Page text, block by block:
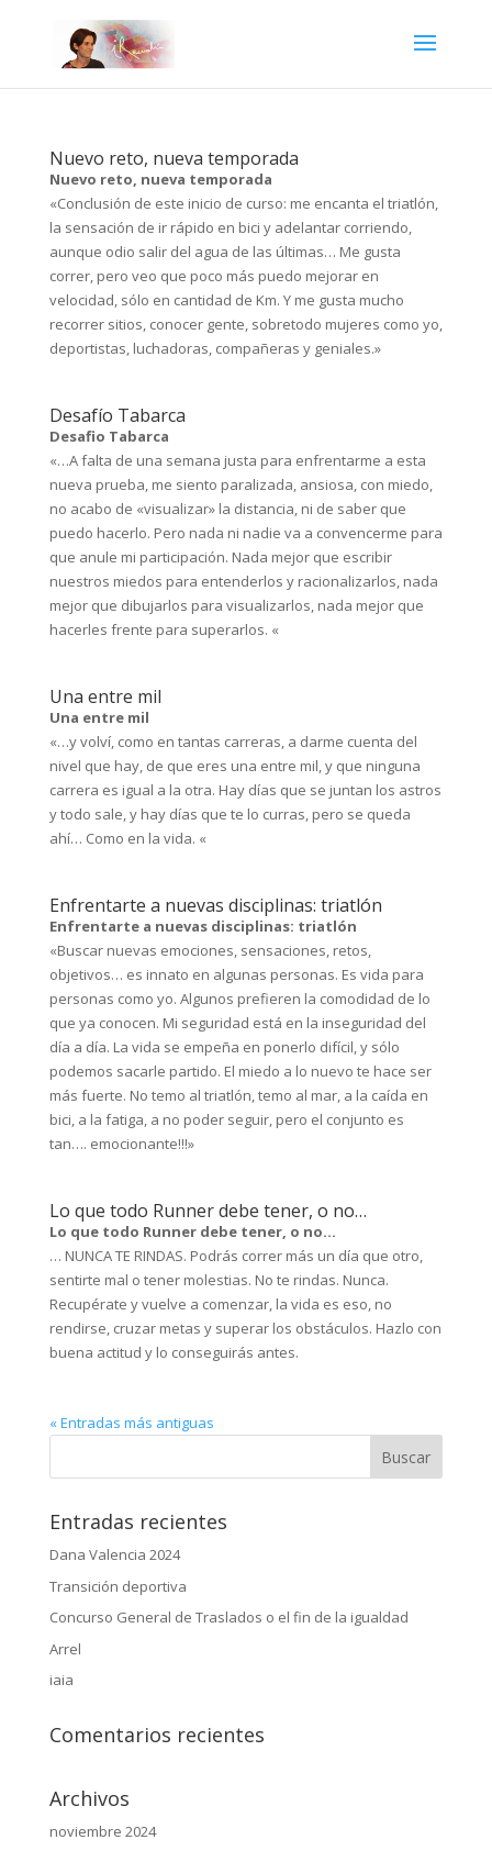
Nuevo reto, nueva temporada
Nuevo reto, nueva temporada
«Conclusión de este inicio de curso: me encanta el triatlón,
la sensación de ir rápido en bici y adelantar corriendo,
aunque odio salir del agua de las últimas… Me gusta
correr, pero veo que poco más puedo mejorar en
velocidad, sólo en cantidad de Km. Y me gusta mucho
recorrer sitios, conocer gente, sobretodo mujeres como yo,
deportistas, luchadoras, compañeras y geniales.»
Desafío Tabarca
Desafio Tabarca
«…A falta de una semana justa para enfrentarme a esta
nueva prueba, me siento paralizada, ansiosa, con miedo,
no acabo de «visualizar» la distancia, ni de saber que
puedo hacerlo. Pero nada ni nadie va a convencerme para
que anule mi participación. Nada mejor que escribir
nuestros miedos para entenderlos y racionalizarlos, nada
mejor que dibujarlos para visualizarlos, nada mejor que
hacerles frente para superarlos. «
Una entre mil
Una entre mil
«…y volví, como en tantas carreras, a darme cuenta del
nivel que hay, de que eres una entre mil, y que ninguna
carrera es igual a la otra. Hay días que se juntan los astros
y todo sale, y hay días que te lo curras, pero se queda
ahí… Como en la vida. «
Enfrentarte a nuevas disciplinas: triatlón
Enfrentarte a nuevas disciplinas: triatlón
«Buscar nuevas emociones, sensaciones, retos,
objetivos… es innato en algunas personas. Es vida para
personas como yo. Algunos prefieren la comodidad de lo
que ya conocen. Mi seguridad está en la inseguridad del
día a día. La vida se empeña en ponerlo difícil, y sólo
podemos sacarle partido. El miedo a lo nuevo te hace ser
más fuerte. No temo al triatlón, temo al mar, a la caída en
bici, a la fatiga, a no poder seguir, pero el conjunto es
tan…. emocionante!!!»
Lo que todo Runner debe tener, o no…
Lo que todo Runner debe tener, o no…
… NUNCA TE RINDAS. Podrás correr más un día que otro,
sentirte mal o tener molestias. No te rindas. Nunca.
Recupérate y vuelve a comenzar, la vida es eso, no
rendirse, cruzar metas y superar los obstáculos. Hazlo con
buena actitud y lo conseguirás antes.
« Entradas más antiguas
Entradas recientes
Dana Valencia 2024
Transición deportiva
Concurso General de Traslados o el fin de la igualdad
Arrel
iaia
Comentarios recientes
Archivos
noviembre 2024